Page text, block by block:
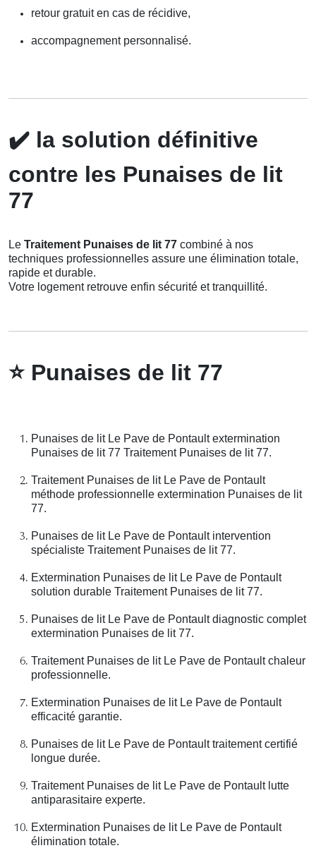
retour gratuit en cas de récidive,
accompagnement personnalisé.
✔️ la solution définitive
contre les Punaises de lit
77
Le Traitement Punaises de lit 77 combiné à nos
techniques professionnelles assure une élimination totale,
rapide et durable.
Votre logement retrouve enfin sécurité et tranquillité.
⭐Punaises de lit 77
Punaises de lit Le Pave de Pontault extermination
Punaises de lit 77 Traitement Punaises de lit 77.
Traitement Punaises de lit Le Pave de Pontault
méthode professionnelle extermination Punaises de lit
77.
Punaises de lit Le Pave de Pontault intervention
spécialiste Traitement Punaises de lit 77.
Extermination Punaises de lit Le Pave de Pontault
solution durable Traitement Punaises de lit 77.
Punaises de lit Le Pave de Pontault diagnostic complet
extermination Punaises de lit 77.
Traitement Punaises de lit Le Pave de Pontault chaleur
professionnelle.
Extermination Punaises de lit Le Pave de Pontault
efficacité garantie.
Punaises de lit Le Pave de Pontault traitement certifié
longue durée.
Traitement Punaises de lit Le Pave de Pontault lutte
antiparasitaire experte.
Extermination Punaises de lit Le Pave de Pontault
élimination totale.